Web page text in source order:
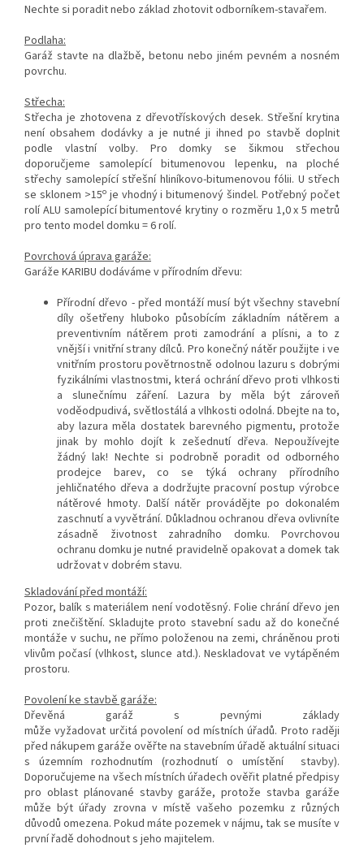
Nechte si poradit nebo základ zhotovit odborníkem-stavařem.
Podlaha:
Garáž stavte na dlažbě, betonu nebo jiném pevném a nosném
povrchu.
Střecha:
Střecha je zhotovena z dřevotřískových desek. Střešní krytina
není obsahem dodávky a je nutné ji ihned po stavbě doplnit
podle vlastní volby. Pro domky se šikmou střechou
doporučjeme samolepící bitumenovou lepenku, na ploché
střechy samolepící střešní hliníkovo-bitumenovou fólii. U střech
se sklonem >15oje vhodný i bitumenový šindel. Potřebný počet
rolí ALU samolepící bitumentové krytiny o rozměru 1,0 x 5 metrů
pro tento model domku = 6 rolí.
Povrchová úprava garáže:
Garáže KARIBU dodáváme v přírodním dřevu:
Přírodní dřevo - před montáží musí být všechny stavební
díly ošetřeny hluboko působícím základním nátěrem a
preventivním nátěrem proti zamodrání a plísni, a to z
vnější i vnitřní strany dílců. Pro konečný nátěr použijte i ve
vnitřním prostoru povětrnostně odolnou lazuru s dobrými
fyzikálními vlastnostmi, která ochrání dřevo proti vlhkosti
a slunečnímu záření. Lazura by měla být zároveň
voděodpudivá, světlostálá a vlhkosti odolná. Dbejte na to,
aby lazura měla dostatek barevného pigmentu, protože
jinak by mohlo dojít k zešednutí dřeva. Nepoužívejte
žádný lak! Nechte si podrobně poradit od odborného
prodejce barev, co se týká ochrany přírodního
jehličnatého dřeva a dodržujte pracovní postup výrobce
nátěrové hmoty. Další nátěr provádějte po dokonalém
zaschnutí a vyvětrání. Důkladnou ochranou dřeva ovlivníte
zásadně životnost zahradního domku. Povrchovou
ochranu domku je nutné pravidelně opakovat a domek tak
udržovat v dobrém stavu.
Skladování před montáží:
Pozor, balík s materiálem není vodotěsný. Folie chrání dřevo jen
proti znečištění. Skladujte proto stavební sadu až do konečné
montáže v suchu, ne přímo položenou na zemi, chráněnou proti
vlivům počasí (vlhkost, slunce atd.). Neskladovat ve vytápěném
prostoru.
Povolení ke stavbě garáže:
Dřevěná garáž s pevnými základy
může vyžadovat určitá povolení od místních úřadů. Proto raději
před nákupem garáže ověřte na stavebním úřadě aktuální situaci
s územním rozhodnutím (rozhodnutí o umístění stavby).
Doporučujeme na všech místních úřadech ověřit platné předpisy
pro oblast plánované stavby garáže, protože stavba garáže
může být úřady zrovna v místě vašeho pozemku z různých
důvodů omezena. Pokud máte pozemek v nájmu, tak se musíte v
první řadě dohodnout s jeho majitelem.